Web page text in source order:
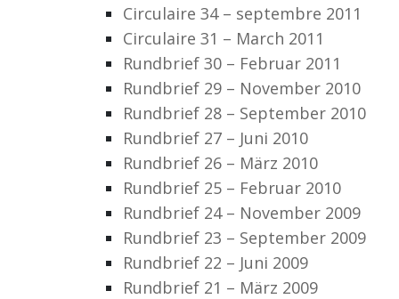
Circulaire 34 – septembre 2011
Circulaire 31 – March 2011
Rundbrief 30 – Februar 2011
Rundbrief 29 – November 2010
Rundbrief 28 – September 2010
Rundbrief 27 – Juni 2010
Rundbrief 26 – März 2010
Rundbrief 25 – Februar 2010
Rundbrief 24 – November 2009
Rundbrief 23 – September 2009
Rundbrief 22 – Juni 2009
Rundbrief 21 – März 2009